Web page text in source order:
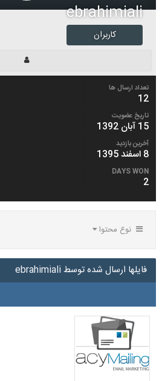
ebrahimiali
کاربران
تعداد ارسال ها
12
تاریخ عضویت
15 آبان 1392
آخرین بازدید
8 اسفند 1395
DAYS WON
2
نوع محتوا
فایلها ارسال شده توسط ebrahimiali